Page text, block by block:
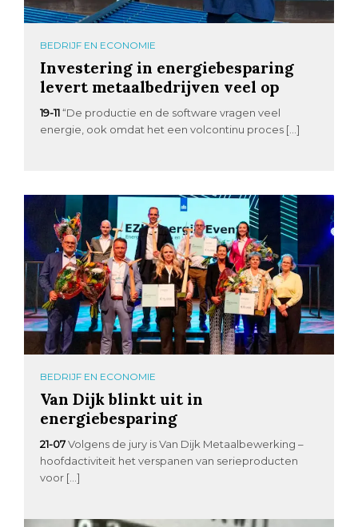
BEDRIJF EN ECONOMIE
Investering in energiebesparing
levert metaalbedrijven veel op
19-11 “De productie en de software vragen veel
energie, ook omdat het een volcontinu proces […]
BEDRIJF EN ECONOMIE
Van Dijk blinkt uit in
energiebesparing
21-07 Volgens de jury is Van Dijk Metaalbewerking –
hoofdactiviteit het verspanen van serieproducten
voor […]